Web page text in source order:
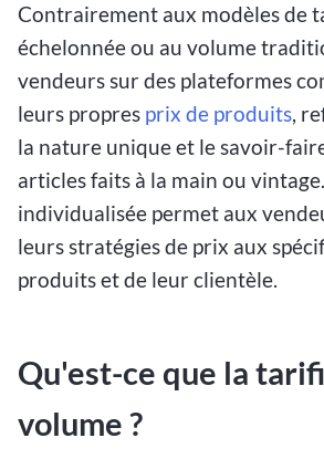
Contrairement aux modèles de
échelonnée ou au volume
vendeurs sur des plateformes
leurs propres prix de produits,
la nature unique et le savoir-
articles faits à la main ou
individualisée permet aux
leurs stratégies de prix aux
produits et de leur clientèle.
Qu'est-ce que la
volume ?